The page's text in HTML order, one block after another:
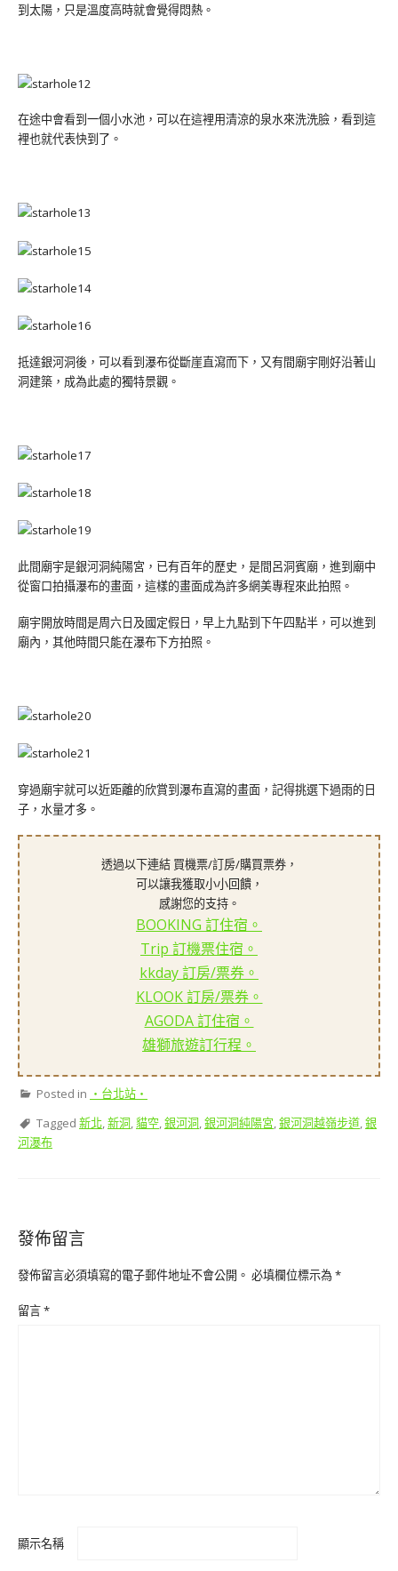
到太陽，只是溫度高時就會覺得悶熱。
在途中會看到一個小水池，可以在這裡用清涼的泉水來洗洗臉，看到這
裡也就代表快到了。
抵達銀河洞後，可以看到瀑布從斷崖直瀉而下，又有間廟宇剛好沿著山
洞建築，成為此處的獨特景觀。
此間廟宇是銀河洞純陽宮，已有百年的歷史，是間呂洞賓廟，進到廟中
從窗口拍攝瀑布的畫面，這樣的畫面成為許多網美專程來此拍照。
廟宇開放時間是周六日及國定假日，早上九點到下午四點半，可以進到
廟內，其他時間只能在瀑布下方拍照。
穿過廟宇就可以近距離的欣賞到瀑布直瀉的畫面，記得挑選下過雨的日
子，水量才多。
透過以下連結 買機票/訂房/購買票券，
可以讓我獲取小小回饋，
感謝您的支持。
BOOKING 訂住宿。
Trip 訂機票住宿。
kkday 訂房/票券。
KLOOK 訂房/票券。
AGODA 訂住宿。
雄獅旅遊訂行程。
Posted in ‧台北站‧
Tagged 新北,新洞,貓空,銀河洞,銀河洞純陽宮,銀河洞越嶺步道,銀
河瀑布
發佈留言
發佈留言必須填寫的電子郵件地址不會公開。 必填欄位標示為*
留言*
顯示名稱